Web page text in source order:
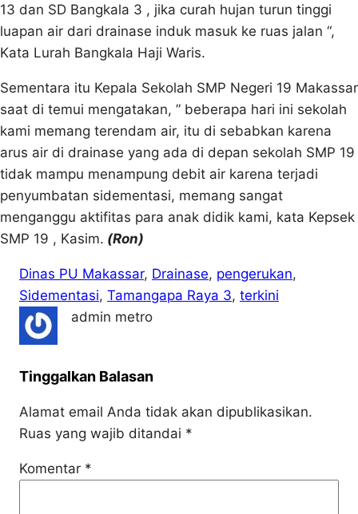
13 dan SD Bangkala 3 , jika curah hujan turun tinggi
luapan air dari drainase induk masuk ke ruas jalan “,
Kata Lurah Bangkala Haji Waris.
Sementara itu Kepala Sekolah SMP Negeri 19 Makassar
saat di temui mengatakan, ” beberapa hari ini sekolah
kami memang terendam air, itu di sebabkan karena
arus air di drainase yang ada di depan sekolah SMP 19
tidak mampu menampung debit air karena terjadi
penyumbatan sidementasi, memang sangat
menganggu aktifitas para anak didik kami, kata Kepsek
SMP 19 , Kasim. (Ron)
Dinas PU Makassar, Drainase, pengerukan
Sidementasi, Tamangapa Raya 3, terkini
admin metro
Tinggalkan Balasan
Alamat email Anda tidak akan dipublikasikan.
Ruas yang wajib ditandai *
Komentar *